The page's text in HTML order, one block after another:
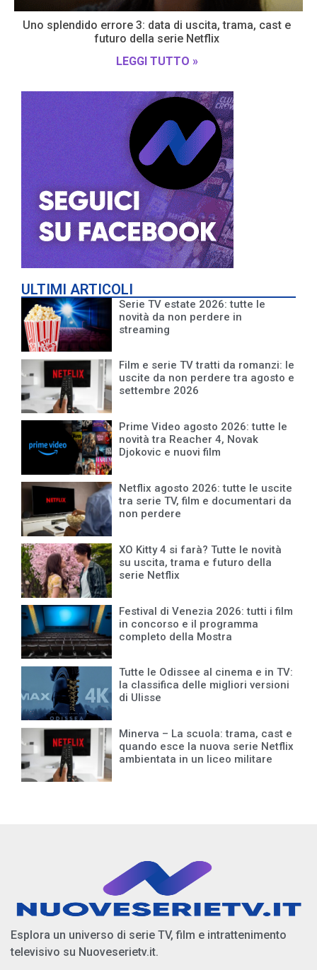
Uno splendido errore 3: data di uscita, trama, cast e
futuro della serie Netflix
LEGGI TUTTO »
ULTIMI ARTICOLI
Serie TV estate 2026: tutte le
novità da non perdere in
streaming
Film e serie TV tratti da romanzi: le
uscite da non perdere tra agosto e
settembre 2026
Prime Video agosto 2026: tutte le
novità tra Reacher 4, Novak
Djokovic e nuovi film
Netflix agosto 2026: tutte le uscite
tra serie TV, film e documentari da
non perdere
XO Kitty 4 si farà? Tutte le novità
su uscita, trama e futuro della
serie Netflix
Festival di Venezia 2026: tutti i film
in concorso e il programma
completo della Mostra
Tutte le Odissee al cinema e in TV:
la classifica delle migliori versioni
di Ulisse
Minerva – La scuola: trama, cast e
quando esce la nuova serie Netflix
ambientata in un liceo militare
Esplora un universo di serie TV, film e intrattenimento
televisivo su Nuoveserietv.it.